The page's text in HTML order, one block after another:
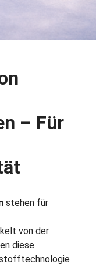
– Für
stehen für
von der
diese